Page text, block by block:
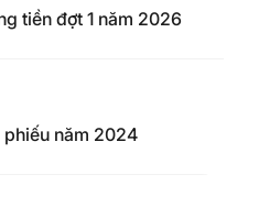
tiền đợt 1 năm 2026
phiếu năm 2024